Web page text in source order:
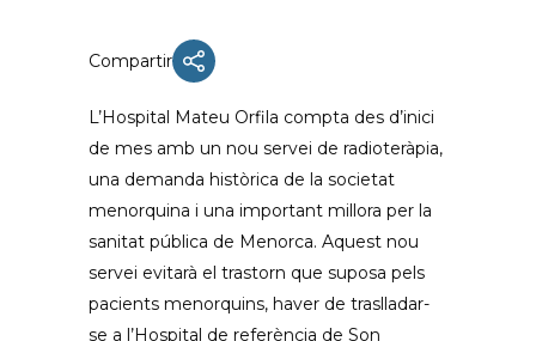
Compartir
L’Hospital Mateu Orfila compta des d’inici
de mes amb un nou servei de radioteràpia,
una demanda històrica de la societat
menorquina i una important millora per la
sanitat pública de Menorca. Aquest nou
servei evitarà el trastorn que suposa pels
pacients menorquins, haver de traslladar-
se a l’Hospital de referència de Son